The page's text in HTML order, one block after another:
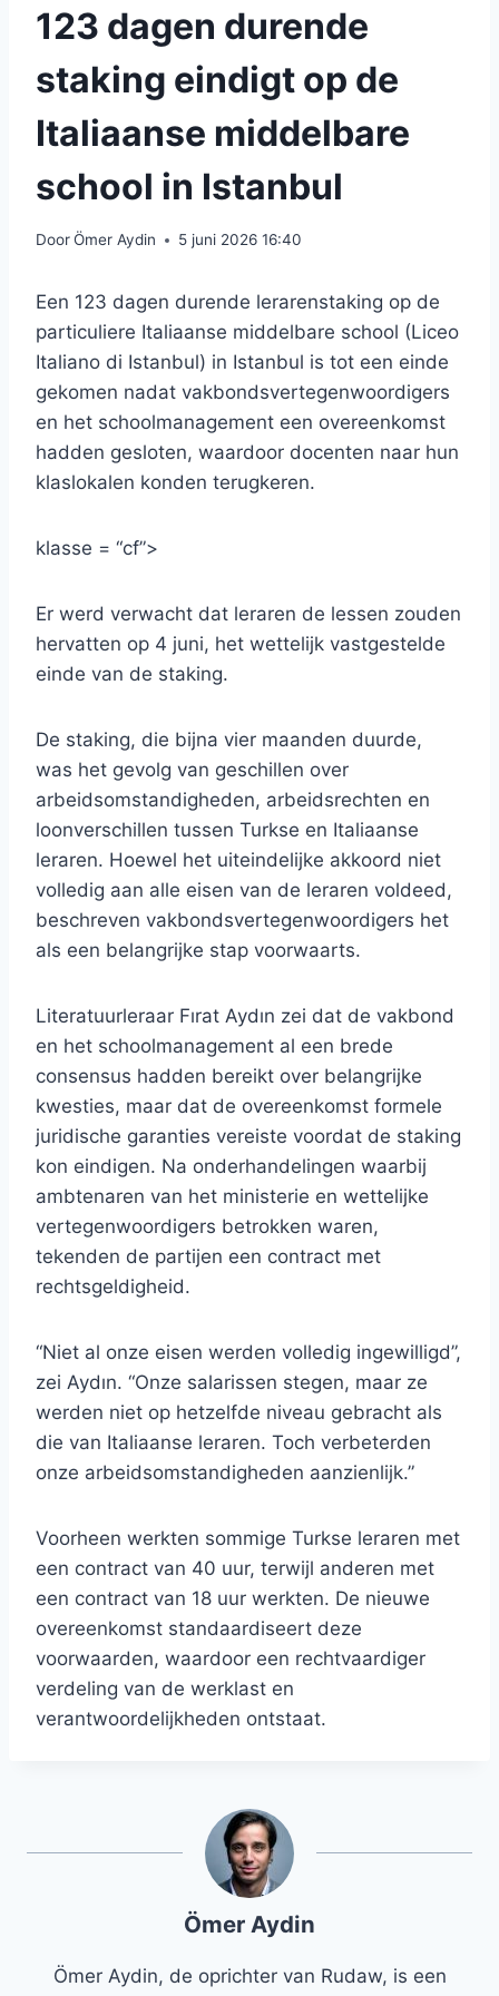
123 dagen durende
staking eindigt op de
Italiaanse middelbare
school in Istanbul
DoorÖmer Aydin 5 juni 2026 16:40
Een 123 dagen durende lerarenstaking op de
particuliere Italiaanse middelbare school (Liceo
Italiano di Istanbul) in Istanbul is tot een einde
gekomen nadat vakbondsvertegenwoordigers
en het schoolmanagement een overeenkomst
hadden gesloten, waardoor docenten naar hun
klaslokalen konden terugkeren.
klasse = “cf”>
Er werd verwacht dat leraren de lessen zouden
hervatten op 4 juni, het wettelijk vastgestelde
einde van de staking.
De staking, die bijna vier maanden duurde,
was het gevolg van geschillen over
arbeidsomstandigheden, arbeidsrechten en
loonverschillen tussen Turkse en Italiaanse
leraren. Hoewel het uiteindelijke akkoord niet
volledig aan alle eisen van de leraren voldeed,
beschreven vakbondsvertegenwoordigers het
als een belangrijke stap voorwaarts.
Literatuurleraar Fırat Aydın zei dat de vakbond
en het schoolmanagement al een brede
consensus hadden bereikt over belangrijke
kwesties, maar dat de overeenkomst formele
juridische garanties vereiste voordat de staking
kon eindigen. Na onderhandelingen waarbij
ambtenaren van het ministerie en wettelijke
vertegenwoordigers betrokken waren,
tekenden de partijen een contract met
rechtsgeldigheid.
“Niet al onze eisen werden volledig ingewilligd”,
zei Aydın. “Onze salarissen stegen, maar ze
werden niet op hetzelfde niveau gebracht als
die van Italiaanse leraren. Toch verbeterden
onze arbeidsomstandigheden aanzienlijk.”
Voorheen werkten sommige Turkse leraren met
een contract van 40 uur, terwijl anderen met
een contract van 18 uur werkten. De nieuwe
overeenkomst standaardiseert deze
voorwaarden, waardoor een rechtvaardiger
verdeling van de werklast en
verantwoordelijkheden ontstaat.
Ömer Aydin
Ömer Aydin, de oprichter van Rudaw, is een